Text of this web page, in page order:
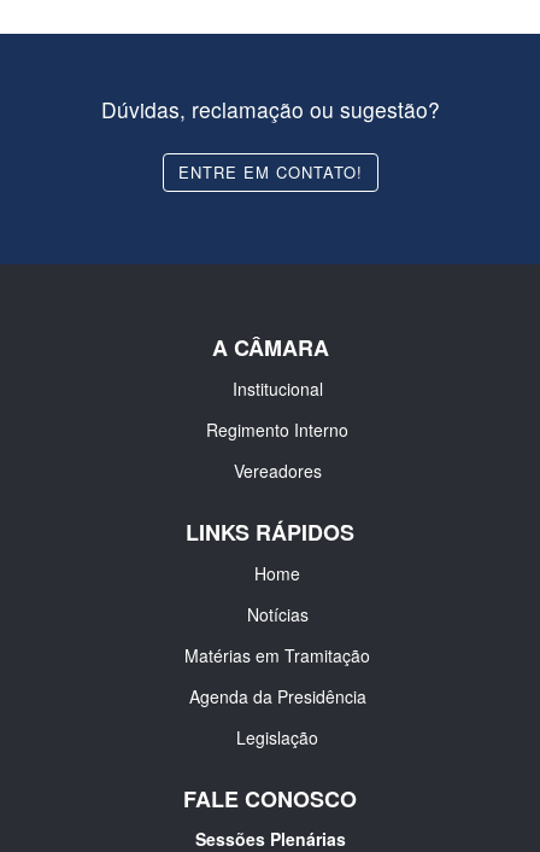
Dúvidas, reclamação ou sugestão?
ENTRE EM CONTATO!
A CÂMARA
Institucional
Regimento Interno
Vereadores
LINKS RÁPIDOS
Home
Notícias
Matérias em Tramitação
Agenda da Presidência
Legislação
FALE CONOSCO
Sessões Plenárias